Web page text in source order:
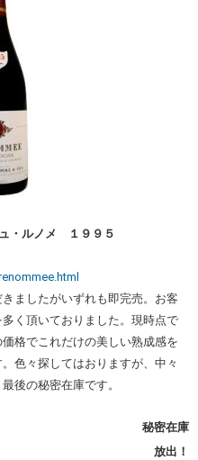
・ルノメ １９９５
ましたがいずれも即完売。お客
く頂いておりました。現時点で
格でこれだけの美しい熟成感を
色々探してはおりますが、中々
後の秘密在庫です。
秘密在庫
放出！